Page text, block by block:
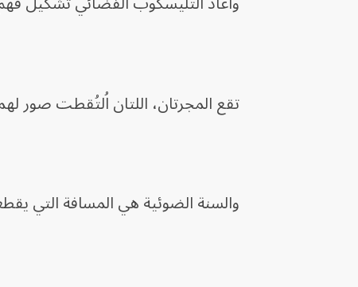
تقع المجرتان، اللتان اُلتُقطت صور لهما، على بعد 326 مليون سنة ضوئية
والسنة الضوئية هي المسافة التي يقطعها الضوء في عام،